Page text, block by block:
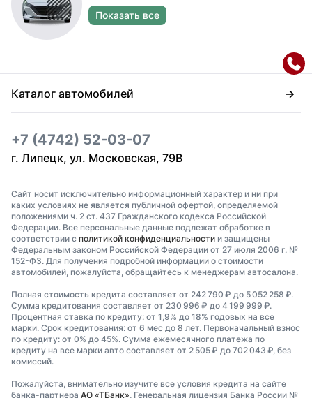
Показать все
Каталог автомобилей
+7 (4742) 52-03-07
г. Липецк, ул. Московская, 79В
Сайт носит исключительно информационный характер и ни при
каких условиях не является публичной офертой, определяемой
положениями ч. 2 ст. 437 Гражданского кодекса Российской
Федерации. Все персональные данные подлежат обработке в
соответствии с политикой конфиденциальности и защищены
Федеральным законом Российской Федерации от 27 июля 2006 г. №
152-ФЗ. Для получения подробной информации о стоимости
автомобилей, пожалуйста, обращайтесь к менеджерам автосалона.
Полная стоимость кредита составляет от 242 790 ₽ до 5 052 258 ₽.
Сумма кредитования составляет от 230 996 ₽ до 4 199 999 ₽.
Процентная ставка по кредиту: от 1,9% до 18% годовых на все
марки. Срок кредитования: от 6 мес до 8 лет. Первоначальный взнос
по кредиту: от 0% до 45%. Сумма ежемесячного платежа по
кредиту на все марки авто составляет от 2 505 ₽ до 702 043 ₽, без
комиссий.
Пожалуйста, внимательно изучите все условия кредита на сайте
банка-партнера АО «ТБанк», Генеральная лицензия Банка России №